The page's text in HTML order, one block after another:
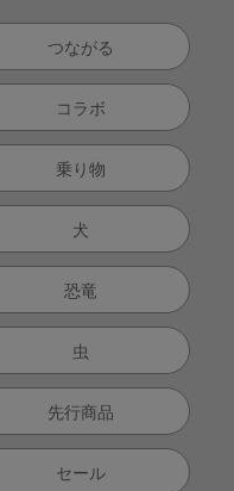
つながる
コラボ
乗り物
犬
恐竜
虫
先行商品
セール